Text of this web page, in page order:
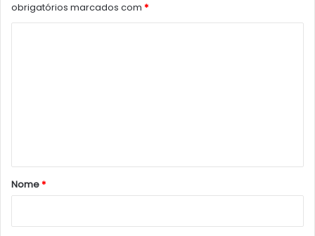
obrigatórios marcados com *
r
Nome*